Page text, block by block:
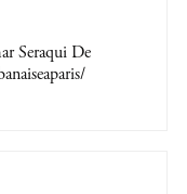
Seraqui De